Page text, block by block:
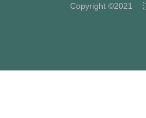
Copyright ©2021